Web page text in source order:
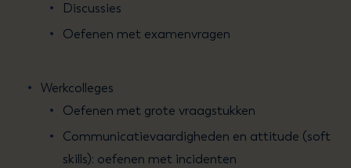
Discussies
Oefenen met examenvragen
Werkcolleges
Oefenen met grote vraagstukken
Communicatievaardigheden en attitude (soft
skills): oefenen met incidenten